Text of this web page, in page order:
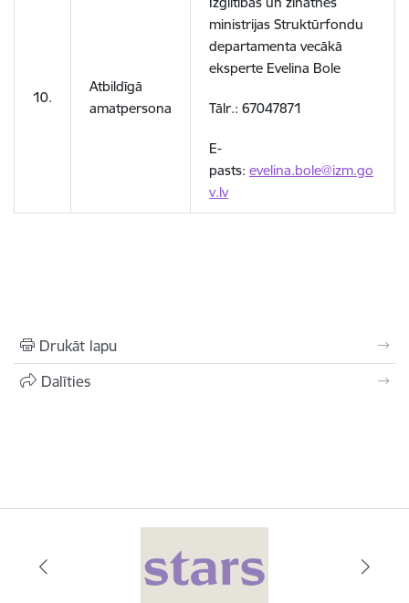
10.
Atbildīgā
amatpersona
ministrijas Struktūrfondu
departamenta vecākā
eksperte Evelina Bole
Tālr.: 67047871
E-
pasts: evelina.bole@izm.go
v.lv
Drukāt lapu
Dalīties